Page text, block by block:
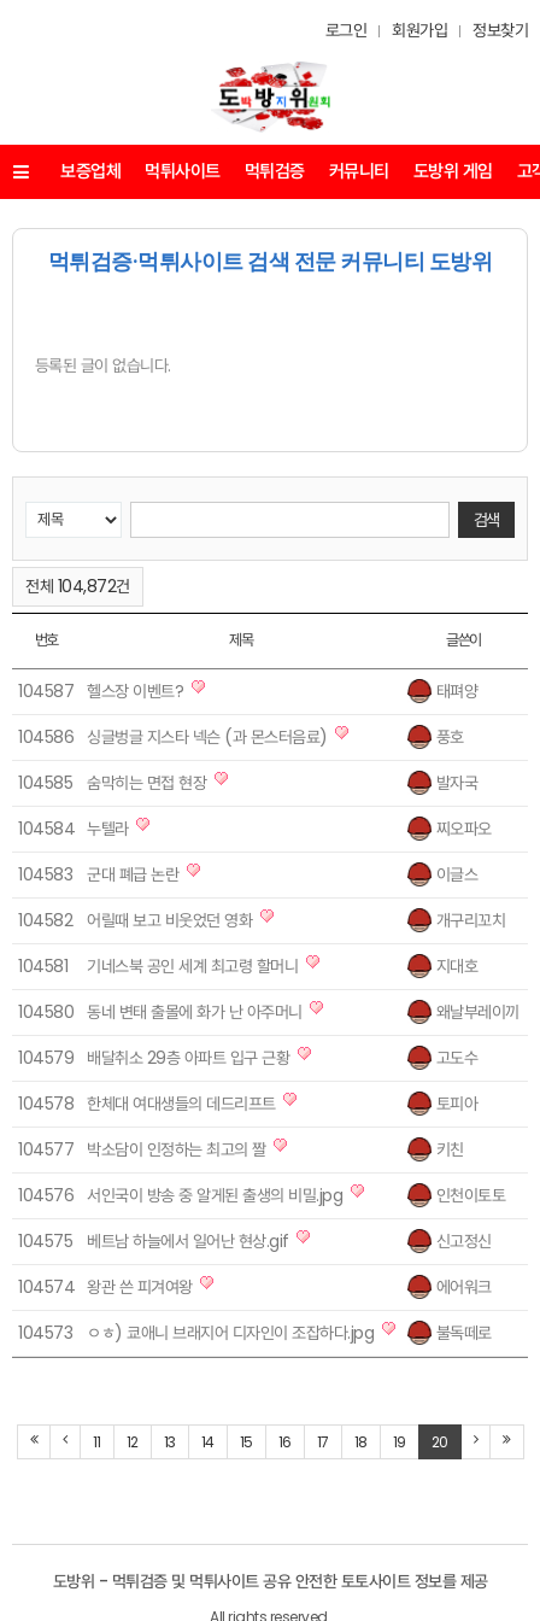
로그인 회원가입 정보찾기
메뉴 보증업체 먹튀사이트 먹튀검증 커뮤니티 도방위 게임 고
먹튀검증·먹튀사이트 검색 전문 커뮤니티 도방위
등록된 글이 없습니다.
전체 104,872건
번호 제목 글쓴이
104587 헬스장 이벤트? 태펴양
104586 싱글벙글 지스타 넥슨 (과 몬스터음료) 풍호
104585 숨막히는 면접 현장 발자국
104584 누텔라 찌오파오
104583 군대 폐급 논란 이글스
104582 어릴때 보고 비웃었던 영화 개구리꼬치
104581
기네스북 공인 세계 최고령 할머니 지대호
104580 동네 변태 출몰에 화가 난 아주머니 왜날부레이끼
104579 배달취소 29층 아파트 입구 근황 고도수
104578 한체대 여대생들의 데드리프트 토피아
104577 박소담이 인정하는 최고의 짤 키친
104576 서인국이 방송 중 알게된 출생의 비밀.jpg 인천이토토
104575
베트남 하늘에서 일어난 현상.gif 신고정신
104574 왕관 쓴 피겨여왕 에어워크
104573
ㅇㅎ) 쿄애니 브래지어 디자인이 조잡하다.jpg 불독떼로
11 12 13 14 15 16 17 18 19 20
도방위 - 먹튀검증 및 먹튀사이트 공유 안전한 토토사이트 정보를 제공
All rights reserved.